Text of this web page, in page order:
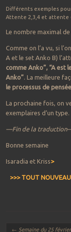
Différents exemples
Attente 2,3,4 et attente
Le nombre maximal
Comme on l’a vu, si
A et le set Anko B)
comme Anko”, “A est
Anko”. La meilleure
le processus de
La prochaine fois, on
exemplaires d’un type.
—Fin de la
Bonne semaine
Isaradia et Kriss>
>>> TOUT
Navigation des articles
← Semaine du 25 février au 3 mars : Un festival,